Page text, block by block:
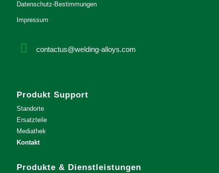
Datenschutz-Bestimmungen
Impressum
contactus@welding-alloys.com
Produkt Support
Standorte
Ersatzteile
Mediathek
Kontakt
Produkte & Dienstleistungen